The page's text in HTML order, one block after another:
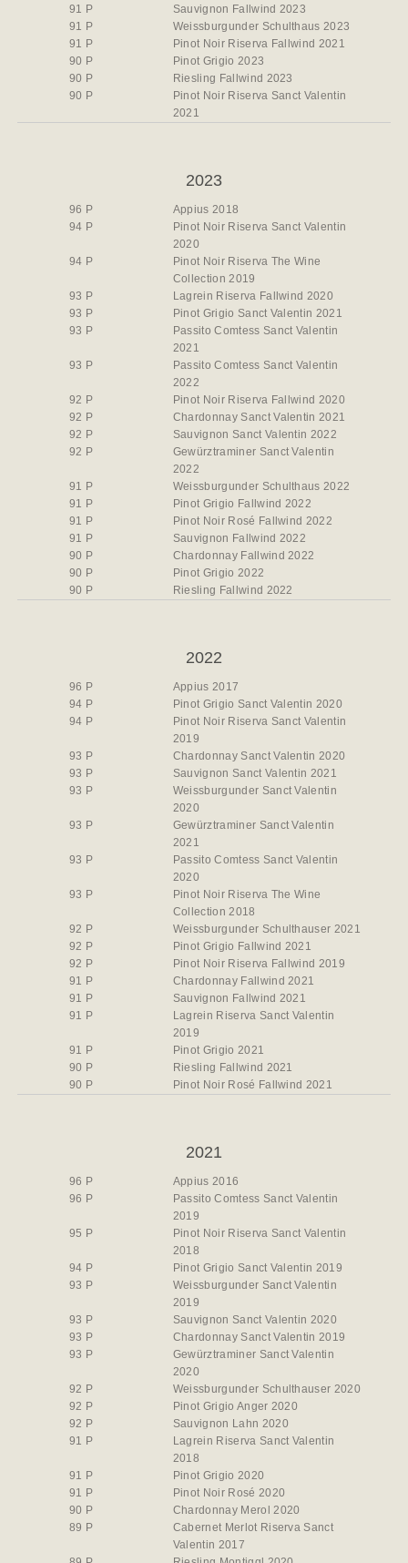
91 P
Sauvignon Fallwind 2023
91 P
Weissburgunder Schulthaus 2023
91 P
Pinot Noir Riserva Fallwind 2021
90 P
Pinot Grigio 2023
90 P
Riesling Fallwind 2023
90 P
Pinot Noir Riserva Sanct Valentin
2021
2023
96 P
Appius 2018
94 P
Pinot Noir Riserva Sanct Valentin
2020
94 P
Pinot Noir Riserva The Wine
Collection 2019
93 P
Lagrein Riserva Fallwind 2020
93 P
Pinot Grigio Sanct Valentin 2021
93 P
Passito Comtess Sanct Valentin
2021
93 P
Passito Comtess Sanct Valentin
2022
92 P
Pinot Noir Riserva Fallwind 2020
92 P
Chardonnay Sanct Valentin 2021
92 P
Sauvignon Sanct Valentin 2022
92 P
Gewürztraminer Sanct Valentin
2022
91 P
Weissburgunder Schulthaus 2022
91 P
Pinot Grigio Fallwind 2022
91 P
Pinot Noir Rosé Fallwind 2022
91 P
Sauvignon Fallwind 2022
90 P
Chardonnay Fallwind 2022
90 P
Pinot Grigio 2022
90 P
Riesling Fallwind 2022
2022
96 P
Appius 2017
94 P
Pinot Grigio Sanct Valentin 2020
94 P
Pinot Noir Riserva Sanct Valentin
2019
93 P
Chardonnay Sanct Valentin 2020
93 P
Sauvignon Sanct Valentin 2021
93 P
Weissburgunder Sanct Valentin
2020
93 P
Gewürztraminer Sanct Valentin
2021
93 P
Passito Comtess Sanct Valentin
2020
93 P
Pinot Noir Riserva The Wine
Collection 2018
92 P
Weissburgunder Schulthauser 2021
92 P
Pinot Grigio Fallwind 2021
92 P
Pinot Noir Riserva Fallwind 2019
91 P
Chardonnay Fallwind 2021
91 P
Sauvignon Fallwind 2021
91 P
Lagrein Riserva Sanct Valentin
2019
91 P
Pinot Grigio 2021
90 P
Riesling Fallwind 2021
90 P
Pinot Noir Rosé Fallwind 2021
2021
96 P
Appius 2016
96 P
Passito Comtess Sanct Valentin
2019
95 P
Pinot Noir Riserva Sanct Valentin
2018
94 P
Pinot Grigio Sanct Valentin 2019
93 P
Weissburgunder Sanct Valentin
2019
93 P
Sauvignon Sanct Valentin 2020
93 P
Chardonnay Sanct Valentin 2019
93 P
Gewürztraminer Sanct Valentin
2020
92 P
Weissburgunder Schulthauser 2020
92 P
Pinot Grigio Anger 2020
92 P
Sauvignon Lahn 2020
91 P
Lagrein Riserva Sanct Valentin
2018
91 P
Pinot Grigio 2020
91 P
Pinot Noir Rosé 2020
90 P
Chardonnay Merol 2020
89 P
Cabernet Merlot Riserva Sanct
Valentin 2017